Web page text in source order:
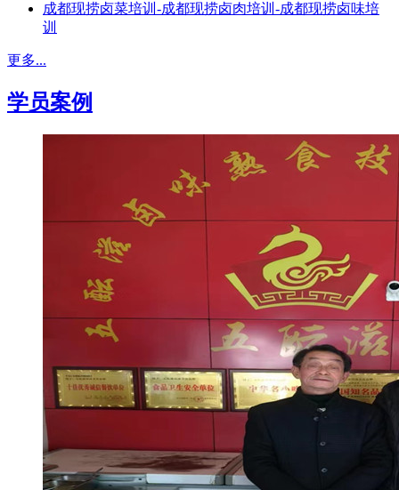
成都现捞卤菜培训-成都现捞卤肉培训-成都现捞卤味培
训
更多...
学员案例